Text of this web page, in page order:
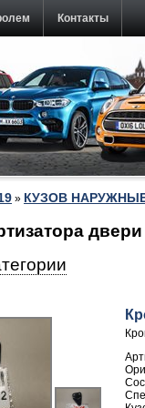
Контакты
» КУЗОВ